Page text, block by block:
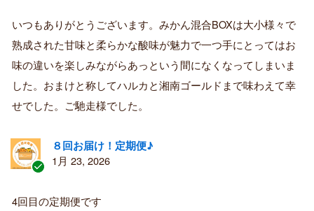
証
済
み
購
者
いつもありがとうございます。みかん混合BOXは大小様々で
熟成された甘味と柔らかな酸味が魅力で一つ手にとってはお
味の違いを楽しみながらあっという間になくなってしまいま
した。おまけと称してハルカと湘南ゴールドまで味わえて幸
せでした。ご馳走様でした。
証
８回お届け！定期便♪
1月 23, 2026
4回目の定期便です